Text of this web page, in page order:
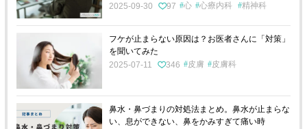
2025-09-30
97 心 心療内科 精神科
フケが止まらない原因は？お医者さんに「対策」
を聞いてみた
2025-07-11
346 皮膚 皮膚科
鼻水・鼻づまりの対処法まとめ。鼻水が止まらな
い、息ができない、鼻をかみすぎて痛い時